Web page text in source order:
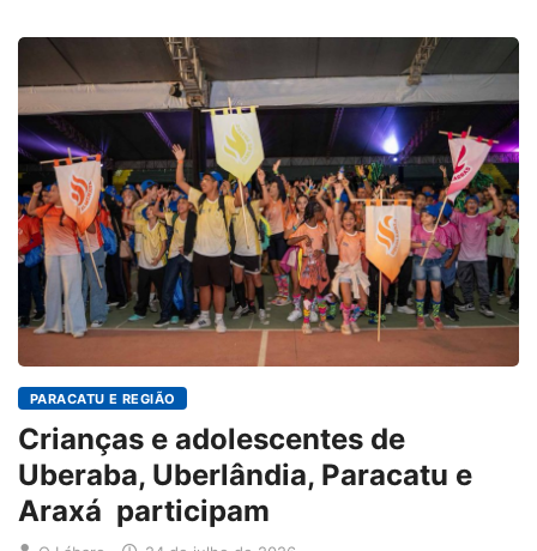
PARACATU E REGIÃO
Crianças e adolescentes de
Uberaba, Uberlândia, Paracatu e
Araxá participam